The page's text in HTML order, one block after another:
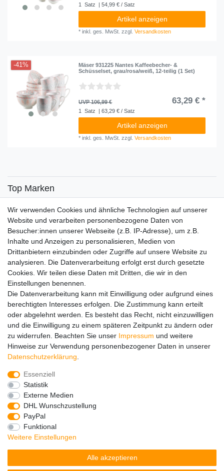
1 Satz | 54,99 € / Satz
Artikel anzeigen
*inkl. ges. MwSt. zzgl.Versandkosten
-41%
Mäser 931225 Nantes Kaffeebecher- &
Schüsselset, grau/rosa/weiß, 12-teilig (1 Set)
UVP 106,99 € 63,29 € *
1 Satz | 63,29 € / Satz
Artikel anzeigen
*inkl. ges. MwSt. zzgl.Versandkosten
Top Marken
Top Themen
Adventskalender
Service
Versandinfos
FAQ
Ersatzteile
Registrieren
Wir versenden mit
Impressum
Barrierefreiheitserklärung
Wir verwenden Cookies und ähnliche Technologien auf unserer
Website und verarbeiten personenbezogene Daten von
Besucher:innen unserer Webseite (z.B. IP-Adresse), um z.B.
Inhalte und Anzeigen zu personalisieren, Medien von
Drittanbietern einzubinden oder Zugriffe auf unsere Website zu
analysieren. Die Datenverarbeitung erfolgt erst durch gesetzte
Cookies. Wir teilen diese Daten mit Dritten, die wir in den
Einstellungen benennen.
Die Datenverarbeitung kann mit Einwilligung oder aufgrund eines
berechtigten Interesses erfolgen. Die Zustimmung kann erteilt
oder abgelehnt werden. Es besteht das Recht, nicht einzuwilligen
und die Einwilligung zu einem späteren Zeitpunkt zu ändern oder
zu widerrufen. Beachten Sie unser Impressum und weitere
Hinweise zur Verwendung personenbezogener Daten in unserer
Daten­schutz­erklärung
Essenziell
Statistik
Externe Medien
DHL Wunschzustellung
PayPal
Funktional
Weitere Einstellungen
Alle akzeptieren